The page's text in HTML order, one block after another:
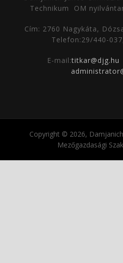
Technikum
OM
Cím: 2760 Nagykáta,
Telefon:29/440-
E-mail:titkar@djg.hu
Copyright © 2026,
Mezőgazdasági